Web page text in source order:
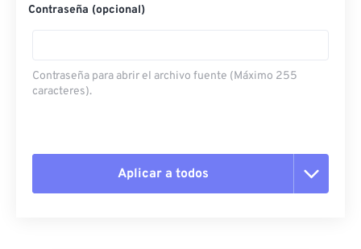
Desde URL
Contraseña (opcional)
Contraseña para abrir el archivo fuente (Máximo 255
caracteres).
Aplicar a todos